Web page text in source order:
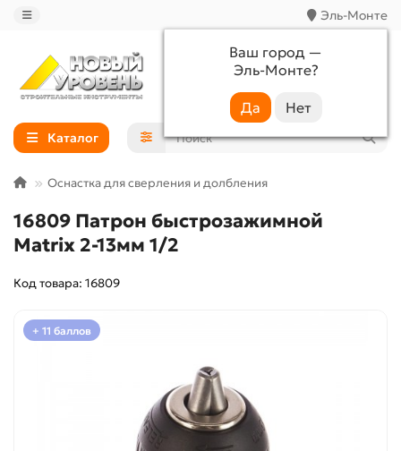
Эль-Монте
Ваш город —
Эль-Монте?
+7 (988) 233-44-52
Каталог
Оснастка для сверления и долбления
16809 Патрон быстрозажимной
Matrix 2-13мм 1/2
Код товара: 16809
+ 11 баллов